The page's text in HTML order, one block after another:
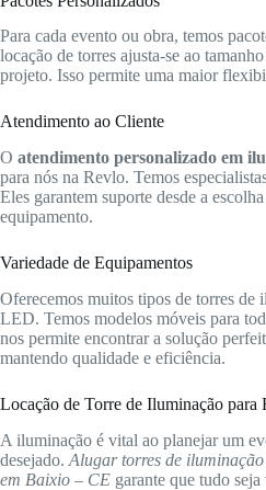
Para cada evento ou obra, temos
locação de torres ajusta-se ao
projeto. Isso permite uma maior
Atendimento ao Cliente
O atendimento personalizado em
para nós na Revlo. Temos
Eles garantem suporte desde a
equipamento.
Variedade de Equipamentos
Oferecemos muitos tipos de torres de
LED. Temos modelos móveis para
nos permite encontrar a solução
mantendo qualidade e eficiência.
Locação de Torre de Iluminação para
A iluminação é vital ao planejar um
desejado. Alugar torres de
em Baixio – CE garante que tudo